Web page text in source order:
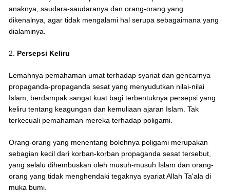
anaknya, saudara-saudaranya dan orang-orang yang
dikenalnya, agar tidak mengalami hal serupa sebagaimana yang
dialaminya.
2. Persepsi Keliru
Lemahnya pemahaman umat terhadap syariat dan gencarnya
propaganda-propaganda sesat yang menyudutkan nilai-nilai
Islam, berdampak sangat kuat bagi terbentuknya persepsi yang
keliru tentang keagungan dan kemuliaan ajaran Islam. Tak
terkecuali pemahaman mereka terhadap poligami.
Orang-orang yang menentang bolehnya poligami merupakan
sebagian kecil dari korban-korban propaganda sesat tersebut,
yang selalu dihembuskan oleh musuh-musuh Islam dan orang-
orang yang tidak menghendaki tegaknya syariat Allah Ta'ala di
muka bumi.